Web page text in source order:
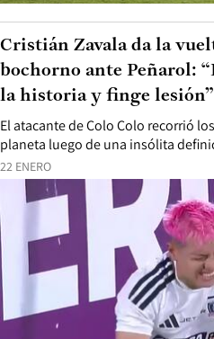
22 ENERO
El atacante de Colo Colo recorrió
planeta luego de una insólita
Cristián Zavala da la
bochorno ante Peñarol:
la historia y finge lesión”